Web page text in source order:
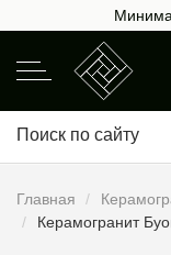
Главная
Керамогранит